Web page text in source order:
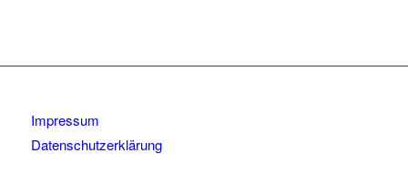
Impressum
Datenschutzerklärung